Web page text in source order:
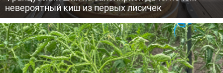
невероятный киш из первых лисичек